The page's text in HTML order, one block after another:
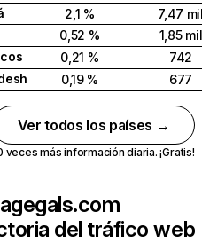
2,1 %
7,47
0,52 %
1,85 mil
0,21 %
742
0,19 % 677
Ver todos los países →
veces más información diaria. ¡Gratis!
del tráfico web